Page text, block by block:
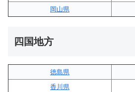
岡山県
四国地方
徳島県
香川県